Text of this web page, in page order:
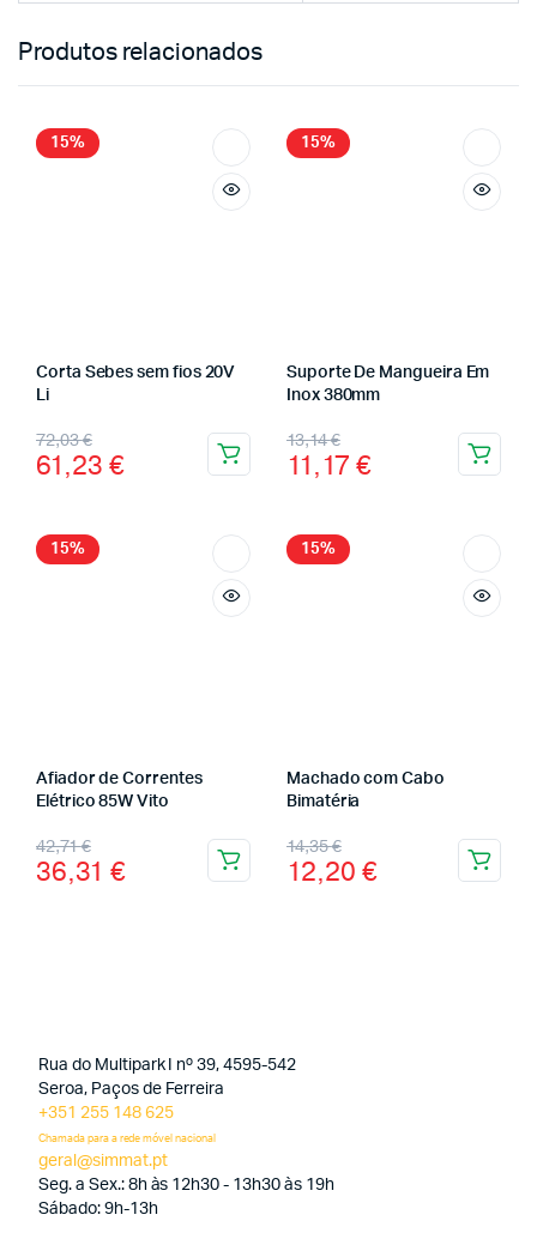
Produtos relacionados
15%
Corta Sebes sem fios 20V
Li
72,03€
61,23 €
15%
Suporte De Mangueira Em
Inox 380mm
13,14€
11,17 €
15%
Afiador de Correntes
Elétrico 85W Vito
42,71€
36,31 €
15%
Machado com Cabo
Bimatéria
14,35€
12,20 €
Rua do Multipark I nº 39, 4595-542
Seroa, Paços de Ferreira
+351 255 148 625
Chamada para a rede móvel nacional
geral@simmat.pt
Seg. a Sex.: 8h às 12h30 - 13h30 às 19h
Sábado: 9h-13h